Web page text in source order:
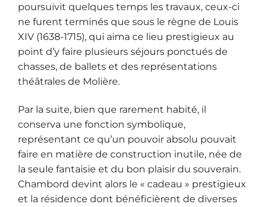
poursuivit quelques temps les travaux, ceux-ci
ne furent terminés que sous le règne de Louis
XIV (1638-1715), qui aima ce lieu prestigieux au
point d’y faire plusieurs séjours ponctués de
chasses, de ballets et des représentations
théâtrales de Molière.
Par la suite, bien que rarement habité, il
conserva une fonction symbolique,
représentant ce qu’un pouvoir absolu pouvait
faire en matière de construction inutile, née de
la seule fantaisie et du bon plaisir du souverain.
Chambord devint alors le « cadeau » prestigieux
et la résidence dont bénéficièrent de diverses